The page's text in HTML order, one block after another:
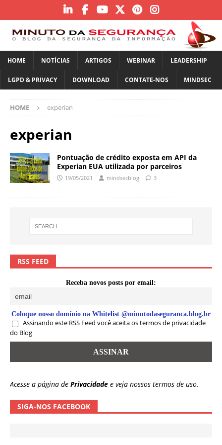
HOME NOTÍCIAS ARTIGOS WEBINAR LEADERSHIP
LGPD & PRIVACY DOWNLOAD CONTATE-NOS MINDSEC
HOME experian
experian
Pontuação de crédito exposta em API da
Experian EUA utilizada por parceiros
19/05/2021 mindsecblog 3
RSS FEED
Receba novos posts por email:
Coloque nosso domínio na Whitelist @minutodaseguranca.blog.br
Assinando este RSS Feed você aceita os termos de privacidade
do Blog
Acesse a página de Privacidade e veja nossos termos de uso.
SIGA-NOS FACEBOOK